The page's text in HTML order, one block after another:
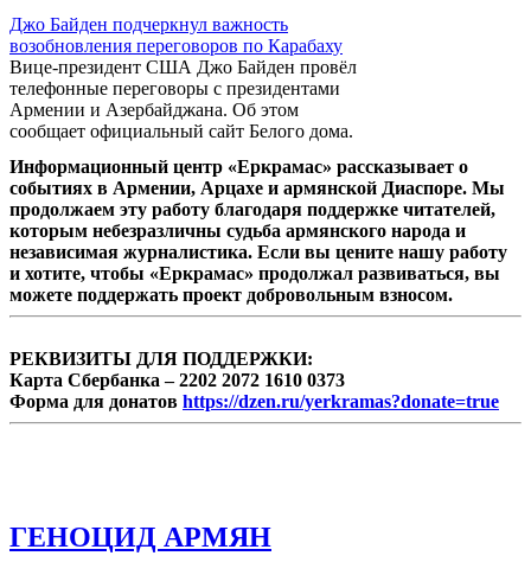
Джо Байден подчеркнул важность
возобновления переговоров по Карабаху
Вице-президент США Джо Байден провёл
телефонные переговоры с президентами
Армении и Азербайджана. Об этом
сообщает официальный сайт Белого дома.
Информационный центр «Еркрамас» рассказывает о
событиях в Армении, Арцахе и армянской Диаспоре. Мы
продолжаем эту работу благодаря поддержке читателей,
которым небезразличны судьба армянского народа и
независимая журналистика. Если вы цените нашу работу
и хотите, чтобы «Еркрамас» продолжал развиваться, вы
можете поддержать проект добровольным взносом.
РЕКВИЗИТЫ ДЛЯ ПОДДЕРЖКИ:
Карта Сбербанка – 2202 2072 1610 0373
Форма для донатов https://dzen.ru/yerkramas?donate=true
ГЕНОЦИД АРМЯН